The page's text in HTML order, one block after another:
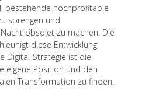
bestehende hochprofitable
sprengen und
obsolet zu machen. Die
diese Entwicklung
Digital-Strategie ist die
eigene Position und den
Transformation zu finden.